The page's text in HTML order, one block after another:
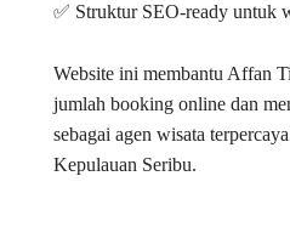
✅ Struktur SEO-ready untuk
Website ini membantu Affan
jumlah booking online dan
sebagai agen wisata
Kepulauan Seribu.